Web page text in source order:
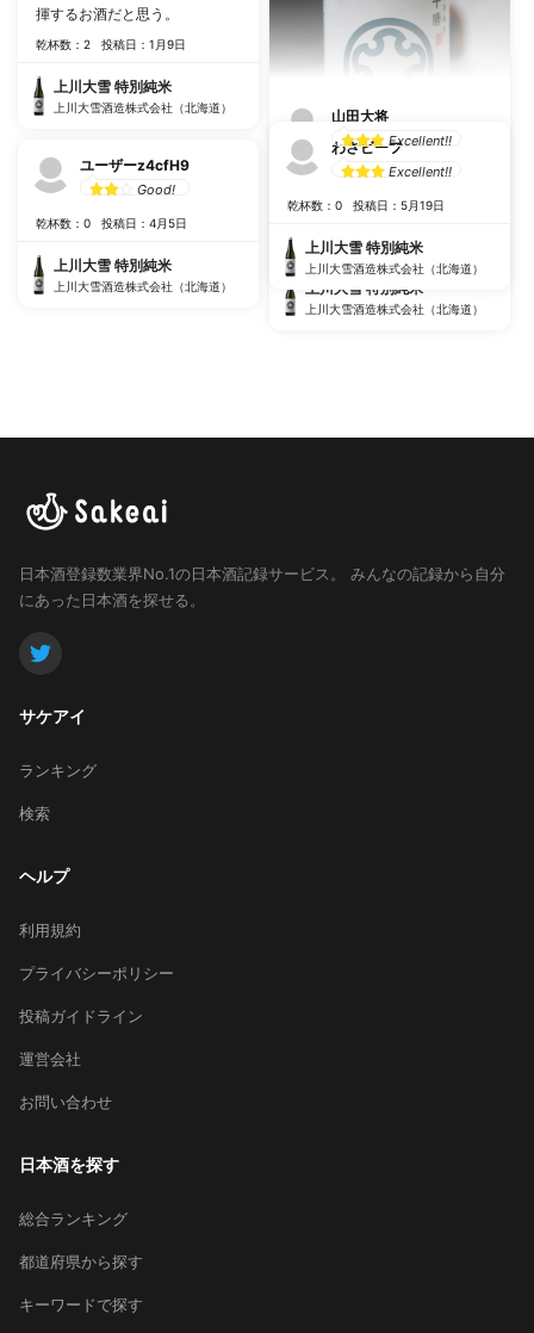
揮するお酒だと思う。
乾杯数：2 投稿日：1月9日
上川大雪 特別純米
上川大雪酒造株式会社（北海道） 山田大将
Excellent!!
酒米が北海道の彗星版。飲み口
丈夫。
乾杯数：7 投稿日：8月8日
上川大雪 特別純米
上川大雪酒造株式会社（北海道）
わさビーフ
Excellent!!
乾杯数：0 投稿日：5月19日
上川大雪 特別純米
上川大雪酒造株式会社（北海道）
ユーザーz4cfH9
Good!
乾杯数：0 投稿日：4月5日
上川大雪 特別純米
上川大雪酒造株式会社（北海道）
日本酒登録数業界No.1の日本酒記録サービス。
みんなの記録から自分
にあった日本酒を探せる。
サケアイ
ランキング
検索
ヘルプ
利用規約
プライバシーポリシー
投稿ガイドライン
運営会社
お問い合わせ
日本酒を探す
総合ランキング
都道府県から探す
キーワードで探す